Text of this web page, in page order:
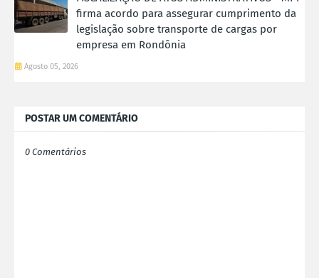
firma acordo para assegurar cumprimento da
legislação sobre transporte de cargas por
empresa em Rondônia
Agosto 05, 2026
POSTAR UM COMENTÁRIO
0 Comentários